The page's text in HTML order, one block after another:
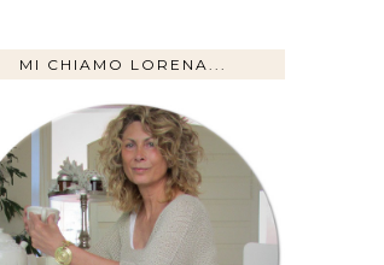
MI CHIAMO LORENA...